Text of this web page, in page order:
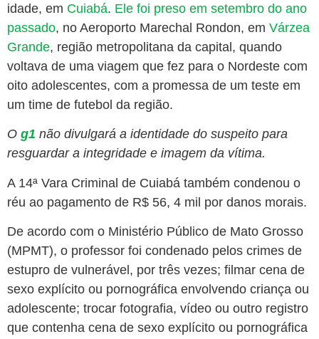
idade, em Cuiabá. Ele foi preso em setembro do ano
passado, no Aeroporto Marechal Rondon, em Várzea
Grande, região metropolitana da capital, quando
voltava de uma viagem que fez para o Nordeste com
oito adolescentes, com a promessa de um teste em
um time de futebol da região.
O g1 não divulgará a identidade do suspeito para
resguardar a integridade e imagem da vítima.
A 14ª Vara Criminal de Cuiabá também condenou o
réu ao pagamento de R$ 56, 4 mil por danos morais.
De acordo com o Ministério Público de Mato Grosso
(MPMT), o professor foi condenado pelos crimes de
estupro de vulnerável, por três vezes; filmar cena de
sexo explícito ou pornográfica envolvendo criança ou
adolescente; trocar fotografia, vídeo ou outro registro
que contenha cena de sexo explícito ou pornográfica